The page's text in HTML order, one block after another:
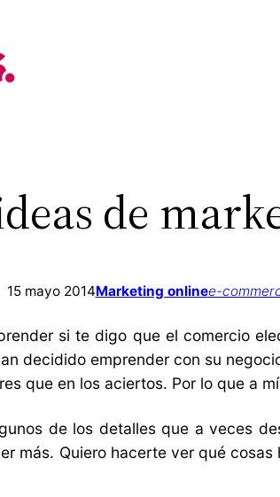
de
15 mayo 2014Marketing onlinee-
si te digo que el comercio
decidido emprender con su
que en los aciertos. Por lo que a
de los detalles que a veces
más. Quiero hacerte ver qué